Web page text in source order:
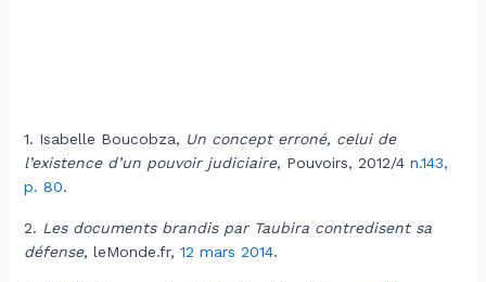
1. Isabelle Boucobza, Un concept erroné, celui de
l’existence d’un pouvoir judiciaire, Pouvoirs, 2012/4 n.143,
p. 80.
2. Les documents brandis par Taubira contredisent sa
défense, leMonde.fr, 12 mars 2014.